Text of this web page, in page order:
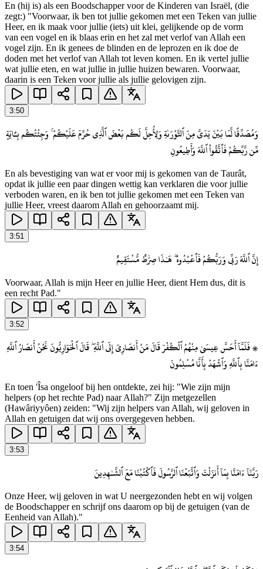
En (hij is) als een Boodschapper voor de Kinderen van Israël, (die
zegt:) "Voorwaar, ik ben tot jullie gekomen met een Teken van jullie
Heer, en ik maak voor jullie (iets) uit klei, gelijkende op de vorm
van een vogel en ik blaas erin en het zal met verlof van Allah een
vogel zijn. En ik genees de blinden en de leprozen en ik doe de
doden met het verlof van Allah tot leven komen. En ik vertel jullie
wat jullie eten, en wat jullie in jullie huizen bewaren. Voorwaar,
daarin is een Teken voor jullie als jullie gelovigen zijn.
3:50
وَمُصَدِّقًا لِّمَا بَيْنَ يَدَىَّ مِنَ ٱلتَّوْرَىٰةِ وَلِأُحِلَّ لَكُم بَعْضَ ٱلَّذِى حُرِّمَ عَلَيْكُمْ ۚ وَجِئْتُكُم بِـَٔايَةٍ
مِّن رَّبِّكُمْ فَٱتَّقُوا۟ ٱللَّهَ وَأَطِيعُونِ
En als bevestiging van wat er voor mij is gekomen van de Taurât,
opdat ik jullie een paar dingen wettig kan verklaren die voor jullie
verboden waren, en ik ben tot jullie gekomen met een Teken van
jullie Heer, vreest daarom Allah en gehoorzaamt mij.
3:51
إِنَّ ٱللَّهَ رَبِّى وَرَبُّكُمْ فَٱعْبُدُوهُ ۗ هَـٰذَا صِرَٰطٌ مُّسْتَقِيمٌ
Voorwaar, Allah is mijn Heer en jullie Heer, dient Hem dus, dit is
een recht Pad."
3:52
۞ فَلَمَّآ أَحَسَّ عِيسَىٰ مِنْهُمُ ٱلْكُفْرَ قَالَ مَنْ أَنصَارِىٓ إِلَى ٱللَّهِ ۖ قَالَ ٱلْحَوَارِيُّونَ نَحْنُ أَنصَارُ ٱللَّهِ
ءَامَنَّا بِٱللَّهِ وَٱشْهَدْ بِأَنَّا مُسْلِمُونَ
En toen 'Îsa ongeloof bij hen ontdekte, zei hij: "Wie zijn mijn
helpers (op het rechte Pad) naar Allah?" Zijn metgezellen
(Hawâriyyôen) zeiden: "Wij zijn helpers van Allah, wij geloven in
Allah en getuigen dat wij ons overgegeven hebben.
3:53
رَبَّنَآ ءَامَنَّا بِمَآ أَنزَلْتَ وَٱتَّبَعْنَا ٱلرَّسُولَ فَٱكْتُبْنَا مَعَ ٱلشَّـٰهِدِينَ
Onze Heer, wij geloven in wat U neergezonden hebt en wij volgen
de Boodschapper en schrijf ons daarom op bij de getuigen (van de
Eenheid van Allah)."
3:54